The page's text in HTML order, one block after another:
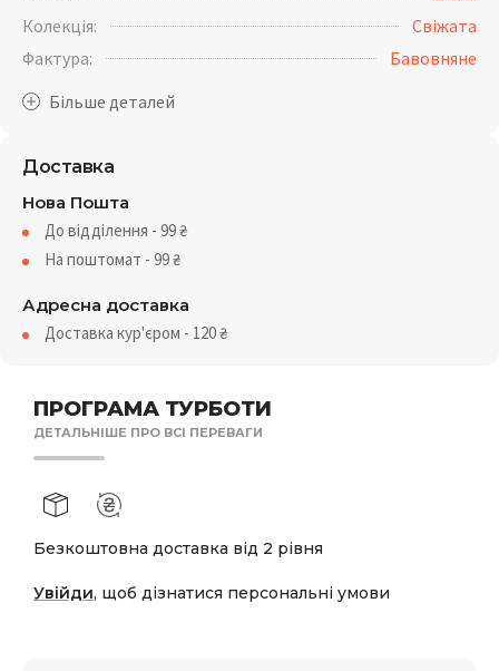
ПРОГРАМА ТУРБОТИ
ДЕТАЛЬНІШЕ ПРО ВСІ ПЕРЕВАГИ
Безкоштовна доставка від 2 рівня
Увійди, щоб дізнатися персональні умови
Колекція:
Свіжата
Фактура:
Бавовняне
Доставка
Нова Пошта
До відділення - 99₴
На поштомат - 99₴
Адресна доставка
Доставка кур'єром - 120₴